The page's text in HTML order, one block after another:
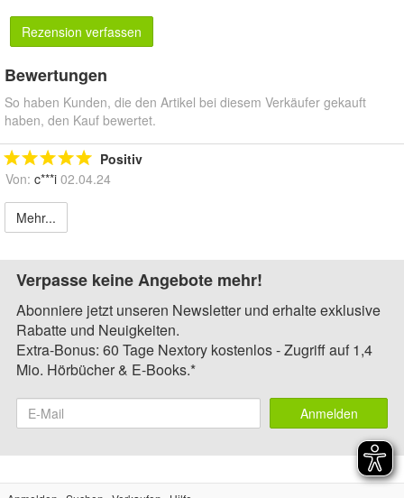
Rezension verfassen
Bewertungen
So haben Kunden, die den Artikel bei diesem Verkäufer gekauft
haben, den Kauf bewertet.
Positiv
Von: c***i 02.04.24
Mehr...
Verpasse keine Angebote mehr!
Abonniere jetzt unseren Newsletter und erhalte exklusive
Rabatte und Neuigkeiten.
Extra-Bonus: 60 Tage Nextory kostenlos - Zugriff auf 1,4
Mio. Hörbücher & E-Books.*
Anmelden